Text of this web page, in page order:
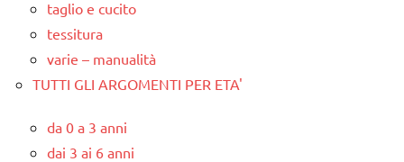
taglio e cucito
tessitura
varie – manualità
TUTTI GLI ARGOMENTI PER ETA'
da 0 a 3 anni
dai 3 ai 6 anni